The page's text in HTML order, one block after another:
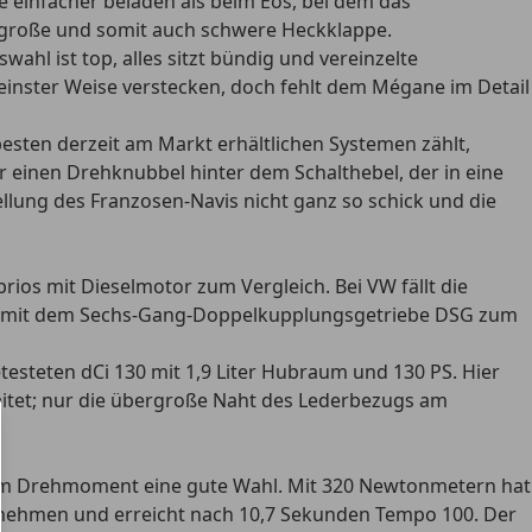
und somit auch schwere Heckklappe.
ist top, alles sitzt bündig und vereinzelte
Weise verstecken, doch fehlt dem Mégane im Detail
derzeit am Markt erhältlichen Systemen zählt,
Drehknubbel hinter dem Schalthebel, der in eine
des Franzosen-Navis nicht ganz so schick und die
mit Dieselmotor zum Vergleich. Bei VW fällt die
dem Sechs-Gang-Doppelkupplungsgetriebe DSG zum
dCi 130 mit 1,9 Liter Hubraum und 130 PS. Hier
nur die übergroße Naht des Lederbezugs am
Drehmoment eine gute Wahl. Mit 320 Newtonmetern hat
und erreicht nach 10,7 Sekunden Tempo 100. Der